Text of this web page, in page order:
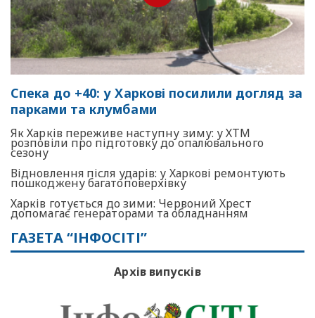
Спека до +40: у Харкові посилили догляд за
парками та клумбами
Як Харків переживе наступну зиму: у ХТМ
розповіли про підготовку до опалювального
сезону
Відновлення після ударів: у Харкові ремонтують
пошкоджену багатоповерхівку
Харків готується до зими: Червоний Хрест
допомагає генераторами та обладнанням
ГАЗЕТА “ІНФОСІТІ”
Архів випусків